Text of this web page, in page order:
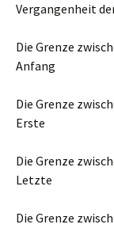
Vergangenheit
Die Grenze
Anfang
Die Grenze
Erste
Die Grenze
Letzte
Die Grenze